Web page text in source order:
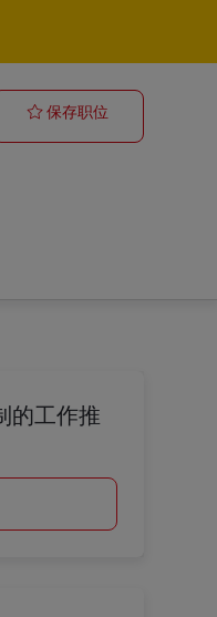
保存职位Postbote für
的工作推